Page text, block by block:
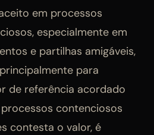
em processos
especialmente em
e partilhas amigáveis,
para
de referência acordado
contenciosos
contesta o valor, é